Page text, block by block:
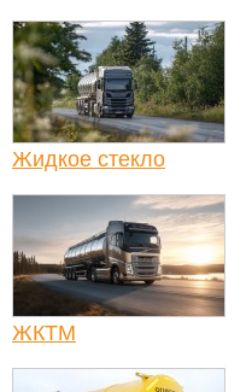
Жидкое стекло
ЖКТМ